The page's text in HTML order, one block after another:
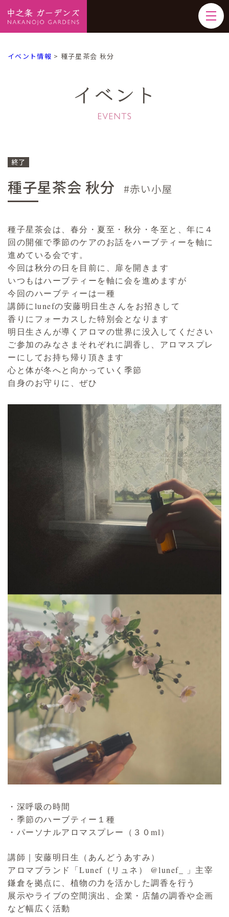
イベント情報 > 種子星茶会 秋分
イベント
終了
種子星茶会 秋分 赤い小屋
種子星茶会は、春分・夏至・秋分・冬至と、年に４
回の開催で季節のケアのお話をハーブティーを軸に
進めている会です。
今回は秋分の日を目前に、扉を開きます
いつもはハーブティーを軸に会を進めますが
今回のハーブティーは一種
講師にlunefの安藤明日生さんをお招きして
香りにフォーカスした特別会となります
明日生さんが導くアロマの世界に没入してください
ご参加のみなさまそれぞれに調香し、アロマスプレ
ーにしてお持ち帰り頂きます
心と体が冬へと向かっていく季節
自身のお守りに、ぜひ
・深呼吸の時間
・季節のハーブティー１種
・パーソナルアロマスプレー（３０ml）
講師｜安藤明日生（あんどうあすみ）
アロマブランド「Lunef（リュネ） @lunef_ 」主宰
鎌倉を拠点に、植物の力を活かした調香を行う
展示やライブの空間演出、企業・店舗の調香や企画
など幅広く活動